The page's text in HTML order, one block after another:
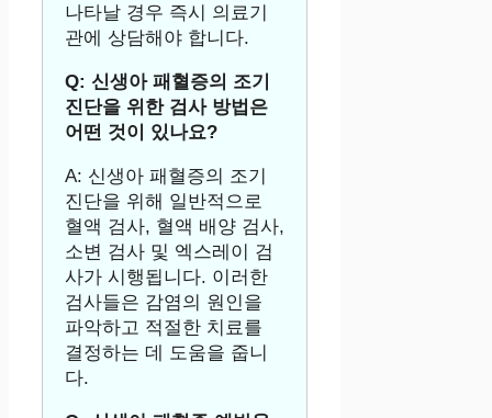
나타날 경우 즉시 의료기
관에 상담해야 합니다.
Q: 신생아 패혈증의 조기
진단을 위한 검사 방법은
어떤 것이 있나요?
A: 신생아 패혈증의 조기
진단을 위해 일반적으로
혈액 검사, 혈액 배양 검사,
소변 검사 및 엑스레이 검
사가 시행됩니다. 이러한
검사들은 감염의 원인을
파악하고 적절한 치료를
결정하는 데 도움을 줍니
다.